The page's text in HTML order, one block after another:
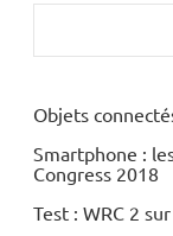
Objets
Smartphone :
Congress 2018
Test : WRC 2